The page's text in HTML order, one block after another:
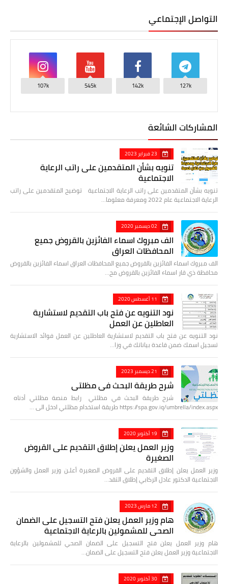
التواصل الإجتماعي
127k
142k
545k
107k
المشاركات الشائعة
23 فبراير 2023
تنويه بشأن المتقدمين على راتب الرعاية
الاجتماعية
تنويه بشأن المتقدمين على راتب الرعاية الاجتماعية توضيح المتقدمين على راتب
الرعاية الاجتماعية عام 2022 ومعرفة معلوما…
02 ديسمبر 2020
الف مبروك اسماء الفائزين بالقروض جميع
المحافظات العراق
الف مبروك اسماء الفائزين بالقروض جميع المحافظات العراق اسماء الفائزين بالقروض
محافظة ذي قار اسماء الفائزين بالقروض مح…
11 أغسطس 2020
نود التنويه عن فتح باب التقديم لاستشارية
العاطلين عن العمل
نود التنويه عن فتح باب التقديم لاستشارية العاطلين عن العمل فوائد الاستشارية
تسجيل اسمك ضمن قاعدة بياناتك في وزا…
21 ديسمبر 2023
شرح طريقة البحث في مظلتي
شرح طريقة البحث في مظلتي رابط منصة مظلتي أدناه
https://spa.gov.iq/umbrella/index.aspx طريقة استخدام مظلتي ادخل الى …
19 أكتوبر 2020
وزير العمل يعلن إطلاق التقديم على القروض
الصغيرة
وزير العمل يعلن إطلاق التقديم على القروض الصغيرة أعلـن وزير العمل والشؤون
الاجتماعية الدكتور عادل الركابي إطلاق التقد…
12 مارس 2023
هام وزير العمل يعلن فتح التسجيل على الضمان
الصحي للمشمولين بالرعاية الاجتماعية
هام وزير العمل يعلن فتح التسجيل على الضمان الصحي للمشمولين بالرعاية
الاجتماعية وزير العمل يعلن فتح التسجيل على الضمان…
30 أكتوبر 2020